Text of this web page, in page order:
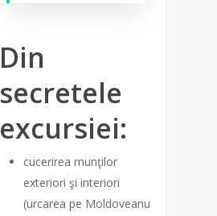
Din
secretele
excursiei:
cucerirea munţilor
exteriori şi interiori
(urcarea pe Moldoveanu